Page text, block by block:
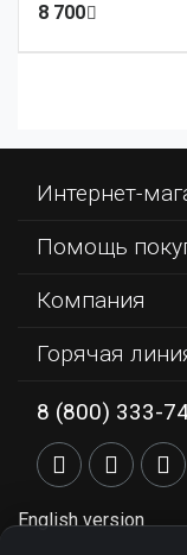
8 700
Интернет-
Помощь
Компания
Горячая
8 (800) 333-
English version